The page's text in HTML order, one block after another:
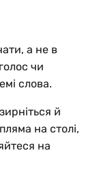
а не в
чи
слова.
й
на столі,
на